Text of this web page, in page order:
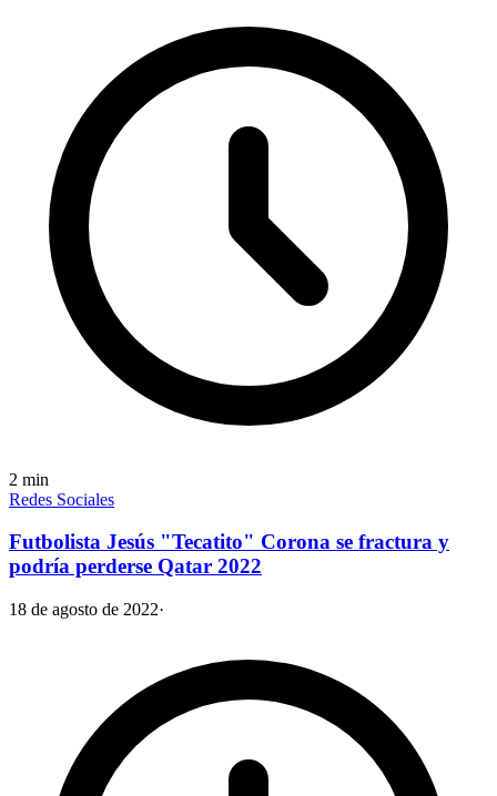
2 min
Redes Sociales
Futbolista Jesús "Tecatito" Corona se fractura y
podría perderse Qatar 2022
18 de agosto de 2022·